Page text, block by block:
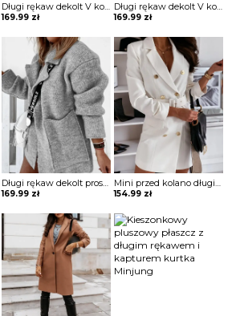
Długi rękaw dekolt V kołnierz guziki elegancki bez wzoru dopasowany płaszcz Aaltje
169.99 zł
Długi rękaw dekolt V kołnierz guziki elegancki bez wzoru dopasowany płaszcz Aaltje
169.99 zł
Długi rękaw dekolt prosty dzianina luźny kieszenie kołnierz casual na co dzień jesień zima płaszcz sweter Ameriga
169.99 zł
Mini przed kolano długi rękaw dekolt V luźna guziki żakiet płaszcz rozpinana elegancka Cara
154.99 zł